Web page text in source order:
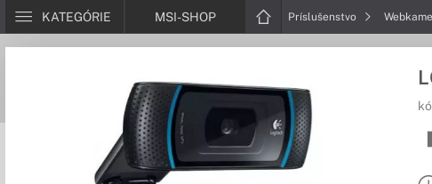
KATEGÓRIE MSI-SHOP Príslušenstvo